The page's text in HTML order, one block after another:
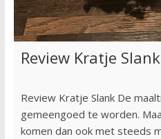
Review Kratje Slank
Review Kratje Slank De
gemeengoed te worden.
komen dan ook met steeds